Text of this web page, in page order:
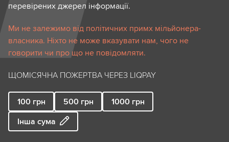
перевірених джерел інформації.
Ми не залежимо від політичних примх мільйонера-
власника. Ніхто не може вказувати нам, чого не
говорити чи про що не повідомляти.
ЩОМІСЯЧНА ПОЖЕРТВА ЧЕРЕЗ LIQPAY
100 грн 500 грн 1000 грн
Інша сума